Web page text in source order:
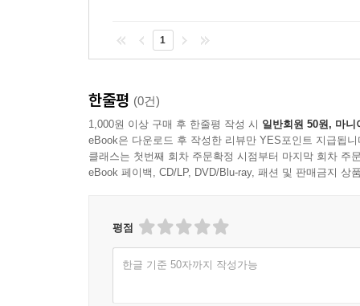
1
한줄평 (0건)
1,000원 이상 구매 후 한줄평 작성 시 일반회원 50원, 마니
eBook은 다운로드 후 작성한 리뷰만 YES포인트 지급됩니
클래스는 첫번째 회차 주문확정 시점부터 마지막 회차 주
eBook 페이백, CD/LP, DVD/Blu-ray, 패션 및 판매금지 상
평점
한글 기준 50자까지 작성가능